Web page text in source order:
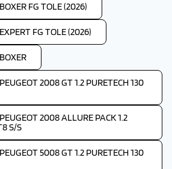
FG TOLE (2026)
FG TOLE (2026)
2008 GT 1.2 PURETECH 130
2008 ALLURE PACK 1.2
S/S
5008 GT 1.2 PURETECH 130